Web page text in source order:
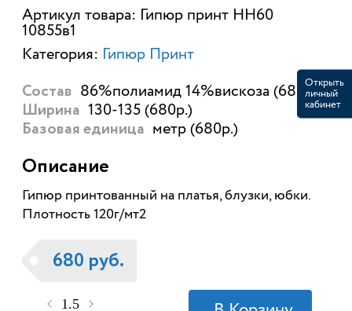
Артикул товара: Гипюр принт НН60
10855в1
Категория: Гипюр Принт
Состав 86%полиамид 14%вискоза (680р.)
Ширина 130-135 (680р.)
Базовая единица метр (680р.)
Описание
Гипюр принтованный на платья, блузки, юбки.
Плотность 120г/мт2
680 руб.
Открыть
личный
кабинет